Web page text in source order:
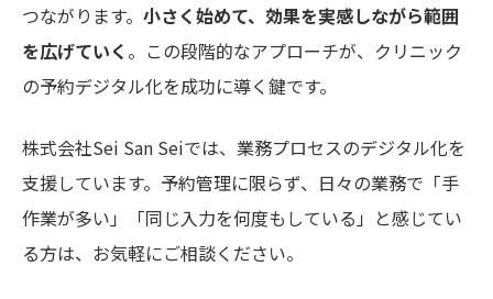
つながります。 小さく始めて、効果を実感しながら範囲
を広げていく 。この段階的なアプローチが、クリニック
の予約デジタル化を成功に導く鍵です。
株式会社Sei San Seiでは、業務プロセスのデジタル化を
支援しています。予約管理に限らず、日々の業務で「手
作業が多い」「同じ入力を何度もしている」と感じてい
る方は、お気軽にご相談ください。